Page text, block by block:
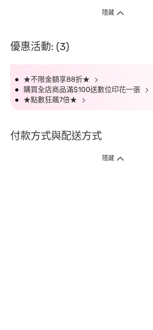
隱藏
優惠活動: (3)
★不限金額享88折★
購買全店商品滿$100送數位印花一張
★點數狂飆7倍★
付款方式與配送方式
隱藏